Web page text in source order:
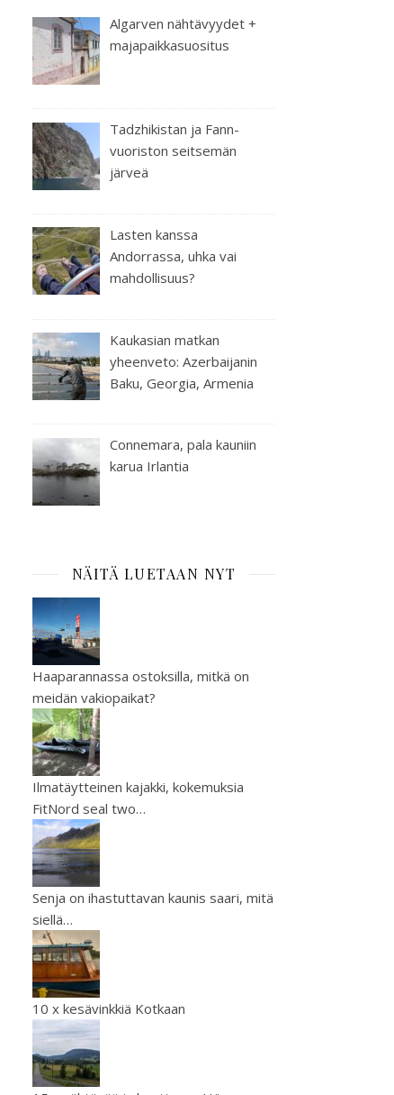
Algarven nähtävyydet +
majapaikkasuositus
Tadzhikistan ja Fann-
vuoriston seitsemän
järveä
Lasten kanssa
Andorrassa, uhka vai
mahdollisuus?
Kaukasian matkan
yheenveto: Azerbaijanin
Baku, Georgia, Armenia
Connemara, pala kauniin
karua Irlantia
NÄITÄ LUETAAN NYT
Haaparannassa ostoksilla, mitkä on
meidän vakiopaikat?
Ilmatäytteinen kajakki, kokemuksia
FitNord seal two…
Senja on ihastuttavan kaunis saari, mitä
siellä…
10 x kesävinkkiä Kotkaan